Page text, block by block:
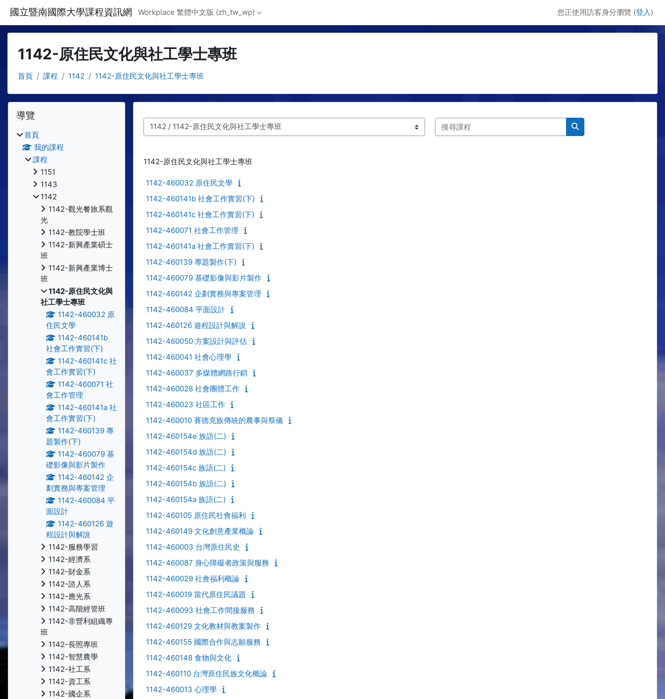
國立暨南國際大學課程資訊網 Workplace 繁體中文版 ‎(zh_tw_wp)‎ 您正使用訪客身分瀏覽 (登入)
1142-原住民文化與社工學士專班
首頁 課程 1142 1142-原住民文化與社工學士專班
課程類別
搜尋課程
搜尋課程
1142-原住民文化與社工學士專班
1142-460032 原住民文學
1142-460141b 社會工作實習(下)
1142-460141c 社會工作實習(下)
1142-460071 社會工作管理
1142-460141a 社會工作實習(下)
1142-460139 專題製作(下)
1142-460079 基礎影像與影片製作
1142-460142 企劃實務與專案管理
1142-460084 平面設計
1142-460126 遊程設計與解說
1142-460050 方案設計與評估
1142-460041 社會心理學
1142-460037 多媒體網路行銷
1142-460028 社會團體工作
1142-460023 社區工作
1142-460010 賽德克族傳統的農事與祭儀
1142-460154e 族語(二)
1142-460154d 族語(二)
1142-460154c 族語(二)
1142-460154b 族語(二)
1142-460154a 族語(二)
1142-460105 原住民社會福利
1142-460149 文化創意產業概論
1142-460003 台灣原住民史
1142-460087 身心障礙者政策與服務
1142-460029 社會福利概論
1142-460019 當代原住民議題
1142-460093 社會工作間接服務
1142-460129 文化教材與教案製作
1142-460155 國際合作與志願服務
1142-460148 食物與文化
1142-460110 台灣原住民族文化概論
1142-460013 心理學
區塊
跳過 導覽
導覽
首頁
我的課程
課程
1151
1143
1142
1142-觀光餐旅系觀
光
1142-教院學士班
1142-新興產業碩士
班
1142-新興產業博士
班
1142-原住民文化與
社工學士專班
1142-460032 原
住民文學
1142-460141b
社會工作實習(下)
1142-460141c 社
會工作實習(下)
1142-460071 社
會工作管理
1142-460141a 社
會工作實習(下)
1142-460139 專
題製作(下)
1142-460079 基
礎影像與影片製作
1142-460142 企
劃實務與專案管理
1142-460084 平
面設計
1142-460126 遊
程設計與解說
1142-服務學習
1142-經濟系
1142-財金系
1142-諮人系
1142-應光系
1142-高階經管班
1142-非營利組織專
班
1142-長照專班
1142-智慧農學
1142-社工系
1142-資工系
1142-國企系